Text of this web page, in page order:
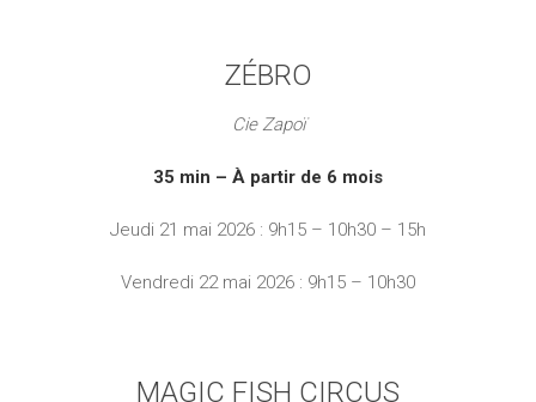
ZÉBRO
Cie Zapoï
35 min – À partir de 6 mois
Jeudi 21 mai 2026 : 9h15 – 10h30 – 15h
Vendredi 22 mai 2026 : 9h15 – 10h30
MAGIC FISH CIRCUS